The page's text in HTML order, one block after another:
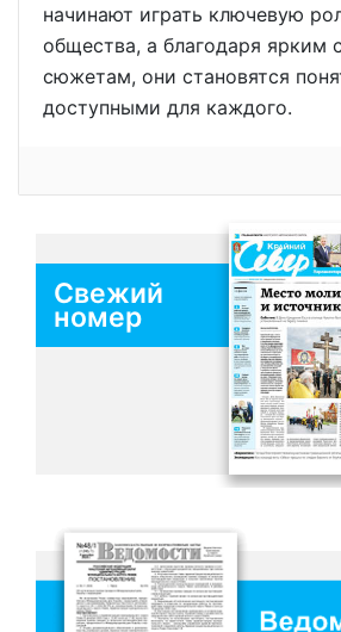
начинают играть ключевую
общества, а благодаря ярким
сюжетам, они становятся
доступными для каждого.
Свежий
номер